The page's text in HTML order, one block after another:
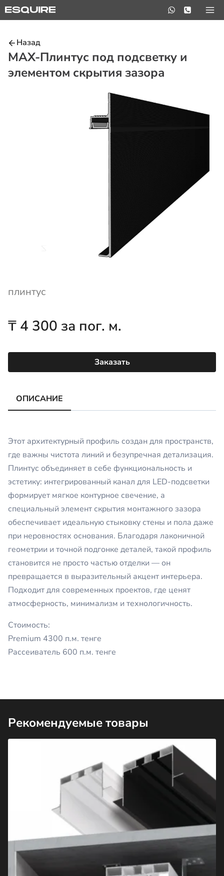
Перейти
к
Назад
MAX-Плинтус под подсветку и
элементом скрытия зазора
плинтус
₸ 4 300 за пог. м.
Заказать
ОПИСАНИЕ
Этот архитектурный профиль создан для пространств,
где важны чистота линий и безупречная детализация.
Плинтус объединяет в себе функциональность и
эстетику: интегрированный канал для LED-подсветки
формирует мягкое контурное свечение, а
специальный элемент скрытия монтажного зазора
обеспечивает идеальную стыковку стены и пола даже
при неровностях основания. Благодаря лаконичной
геометрии и точной подгонке деталей, такой профиль
становится не просто частью отделки — он
превращается в выразительный акцент интерьера.
Подходит для современных проектов, где ценят
атмосферность, минимализм и технологичность.
Стоимость:
Premium 4300 п.м. тенге
Рассеиватель 600 п.м. тенге
Рекомендуемые товары